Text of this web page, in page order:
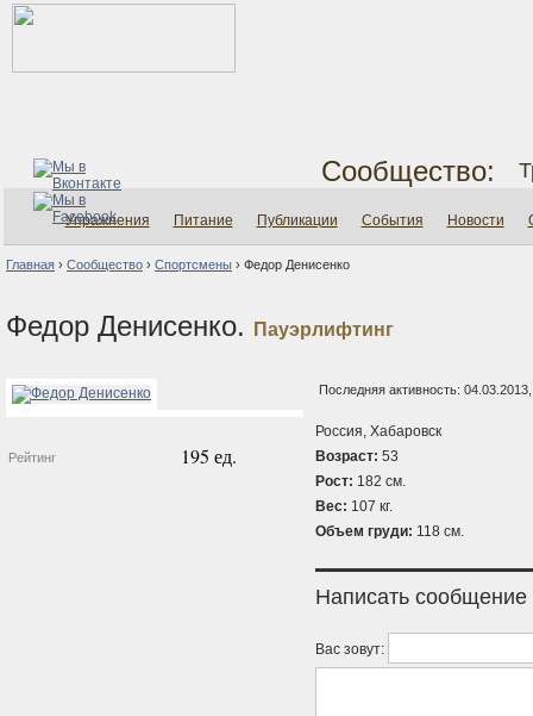
Сообщество:
Упражнения Питание Публикации События Новости
Главная › Сообщество › Спортсмены › Федор Денисенко
Федор Денисенко. Пауэрлифтинг
Рейтинг 195 ед.
Последняя активность:
Россия, Хабаровск
Возраст: 53
Рост: 182 см.
Вес: 107 кг.
Объем груди: 118 см.
Написать сообщение
Вас зовут: